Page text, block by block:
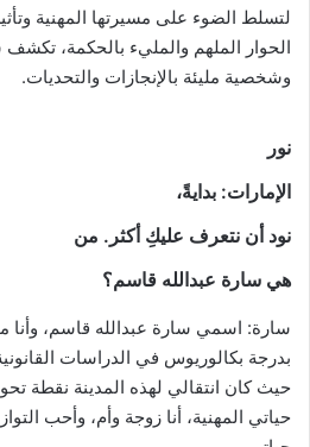
لتسلط الضوء على مسيرتها المهنية
الحوار الملهم والمليء بالحكمة،
وشخصية مليئة بالإنجازات والتحديات.
نور
الإمارات: بدايةً،
نود أن نتعرف عليكِ أكثر. من
هي سارة عبدالله قاسم؟
سارة: اسمي سارة عبدالله قاسم،
بدرجة بكالوريوس في الدراسات
حيث كان انتقالي لهذه المدينة نقطة
حياتي المهنية، أنا زوجة وأم، وأحب